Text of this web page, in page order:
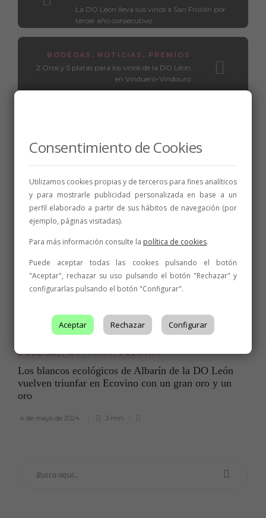
La DO León lleva sus vinos a San Froilán por
tercer año consecutivo
BODEGAS , NOTICIAS , PREMIOS
2 Oros y 5 platas para los vinos de la DO Léon
en Vinduero-Vindouro
Relacionados
BODEGAS,NOTICIAS,PREMIOS
Los blancos ecológicos de Albarín de la DO León
vuelven triunfar en Ecovino con un gran oro y un
oro
4 de mayo de 2024 3 min
Consentimiento de Cookies
Utilizamos cookies propias y de terceros para fines analíticos
y para mostrarle publicidad personalizada en base a un
perfil elaborado a partir de sus hábitos de navegación (por
ejemplo, páginas visitadas).
Para más información consulte la política de cookies.
Puede aceptar todas las cookies pulsando el botón
"Aceptar", rechazar su uso pulsando el botón "Rechazar" y
configurarlas pulsando el botón "Configurar".
Aceptar Rechazar Configurar